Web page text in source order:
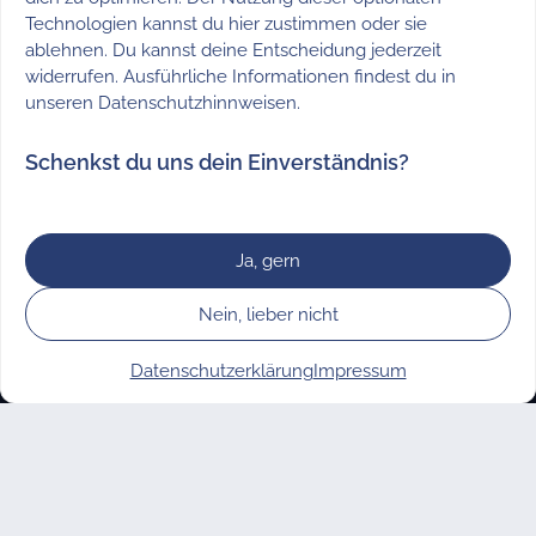
Technologien kannst du hier zustimmen oder sie
ablehnen. Du kannst deine Entscheidung jederzeit
widerrufen. Ausführliche Informationen findest du in
unseren Datenschutzhinnweisen.
Schenkst du uns dein Einverständnis?
Ja, gern
Nein, lieber nicht
DatenschutzerklärungImpressum
Newsletter
Alle 6 Wochen versorgen wir dich mit
Engagementmöglichkeiten,
Neuigkeiten & Tipps aus der vostel.de